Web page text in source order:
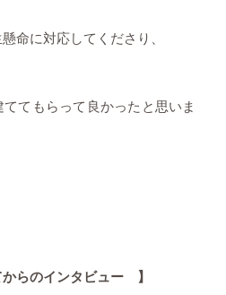
命に対応してくださり、
てもらって良かったと思いま
らのインタビュー 】